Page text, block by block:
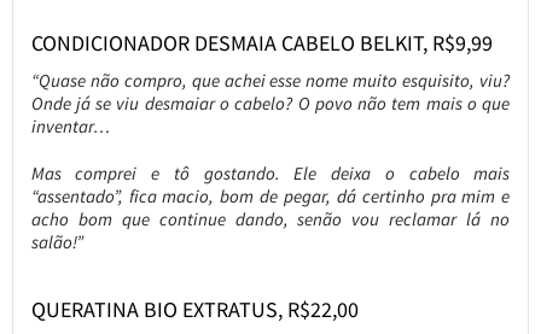
CONDICIONADOR DESMAIA CABELO BELKIT, R$9,99
“Quase não compro, que achei esse nome muito esquisito, viu?
Onde já se viu desmaiar o cabelo? O povo não tem mais o que
inventar…
Mas comprei e tô gostando. Ele deixa o cabelo mais
“assentado”, fica macio, bom de pegar, dá certinho pra mim e
acho bom que continue dando, senão vou reclamar lá no
salão!”
QUERATINA BIO EXTRATUS, R$22,00